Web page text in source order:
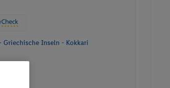
Griechische Inseln - Kokkari